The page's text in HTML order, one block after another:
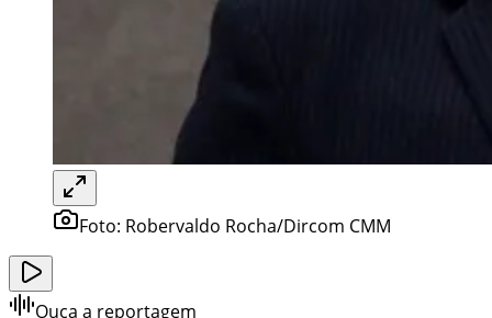
Foto: Robervaldo Rocha/Dircom CMM
Ouça a reportagem